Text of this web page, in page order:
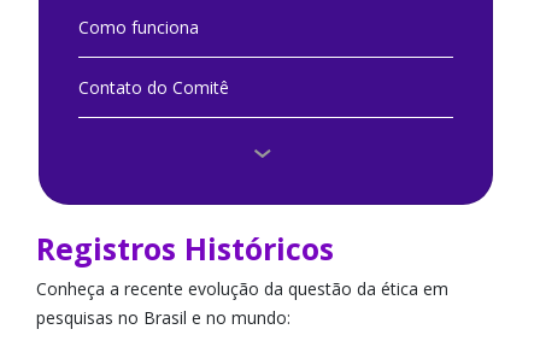
Como funciona
Contato do Comitê
Direitos dos Participantes de Pesquisa
Documentos Necessários
Eventos Adversos
Membros do Comitê
Registros Históricos
Conheça a recente evolução da questão da ética em
pesquisas no Brasil e no mundo: